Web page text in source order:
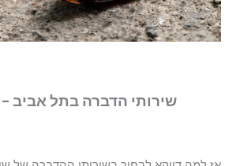
שירותי הדברה בתל אביב -